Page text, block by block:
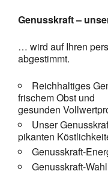
Genusskraft –
… wird auf Ihren
abgestimmt.
Reichhaltiges
frischem Obst und
gesunden
Unser
pikanten
Genusskraft-
Genusskraft-